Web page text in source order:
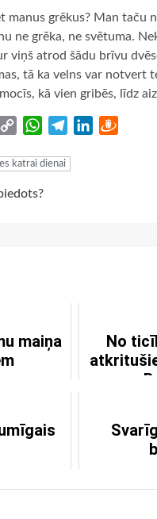
manus grēkus? Man taču
ne grēka, ne svētuma.
viņš atrod šādu brīvu
tā ka velns var notvert
kā vien gribēs, līdz
Copy
WhatsApp
TelegramLinkedIn
katrai dienai
maiņa
No